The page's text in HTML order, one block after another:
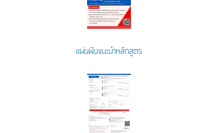
แผ่นพับแนะนำหลักสูตร